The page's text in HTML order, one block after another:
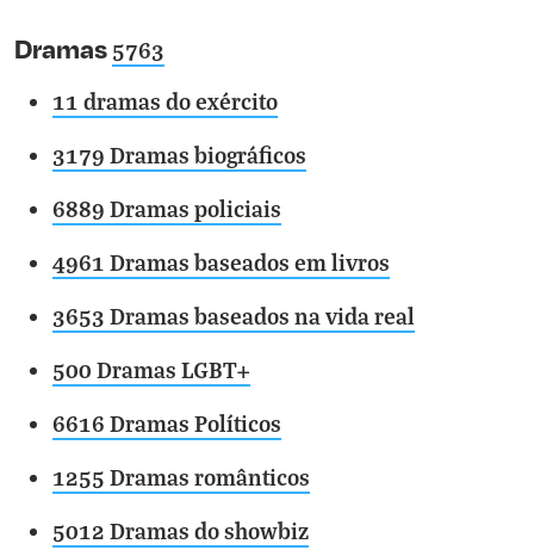
Dramas 5763
11 dramas do exército
3179 Dramas biográficos
6889 Dramas policiais
4961 Dramas baseados em livros
3653 Dramas baseados na vida real
500 Dramas LGBT+
6616 Dramas Políticos
1255 Dramas românticos
5012 Dramas do showbiz